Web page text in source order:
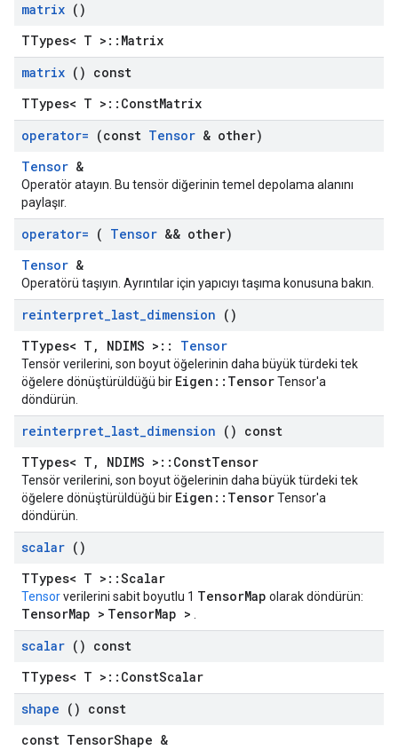
matrix ()
TTypes< T >::Matrix
matrix () const
TTypes< T >::ConstMatrix
operator= (const Tensor & other)
Tensor &
Operatör atayın. Bu tensör diğerinin temel depolama alanını
paylaşır.
operator= ( Tensor && other)
Tensor &
Operatörü taşıyın. Ayrıntılar için yapıcıyı taşıma konusuna bakın.
reinterpret_last_dimension ()
TTypes< T, NDIMS >:: Tensor
Tensör verilerini, son boyut öğelerinin daha büyük türdeki tek
öğelere dönüştürüldüğü bir Eigen::TensorTensor'a
döndürün.
reinterpret_last_dimension () const
TTypes< T, NDIMS >::ConstTensor
Tensör verilerini, son boyut öğelerinin daha büyük türdeki tek
öğelere dönüştürüldüğü bir Eigen::TensorTensor'a
döndürün.
scalar ()
TTypes< T >::Scalar
Tensorverilerini sabit boyutlu 1 TensorMap olarak döndürün:
TensorMap > TensorMap >
scalar () const
TTypes< T >::ConstScalar
shape () const
const TensorShape &